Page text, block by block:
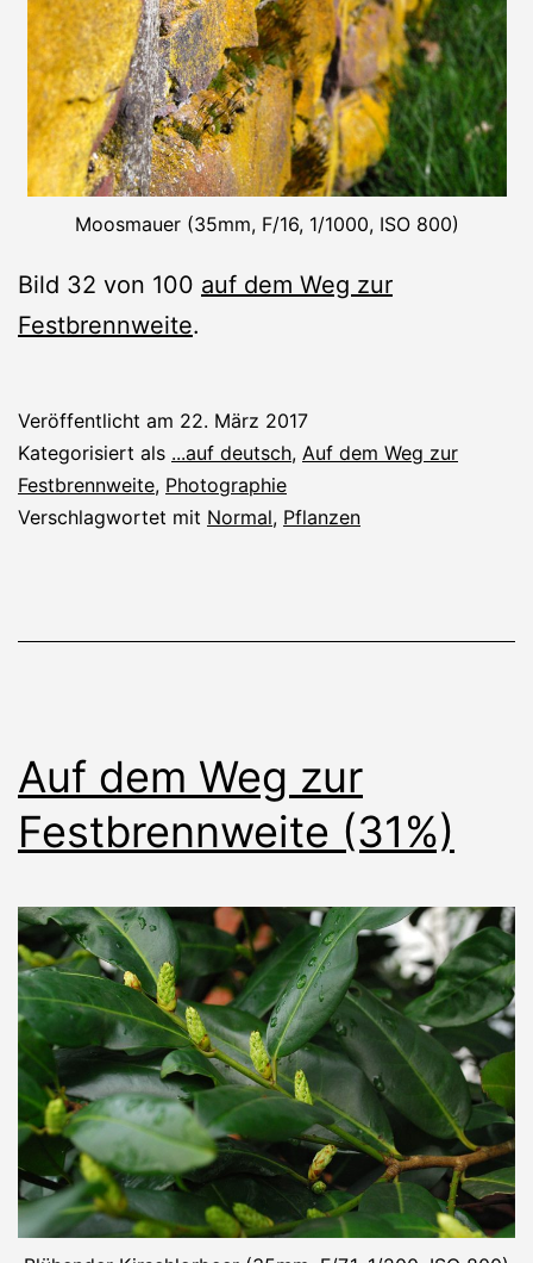
Moosmauer (35mm, F/16, 1/1000, ISO 800)
Bild 32 von 100 auf dem Weg zur
Festbrennweite.
Veröffentlicht am 22. März 2017
Kategorisiert als ...auf deutsch, Auf dem Weg zur
Festbrennweite, Photographie
Verschlagwortet mit Normal, Pflanzen
Auf dem Weg zur
Festbrennweite (31%)